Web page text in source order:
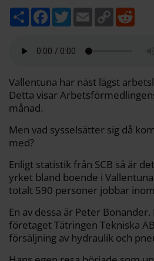
D
e
F
b
k
T
w
t
E
m
C
o
k
Vallentuna har näst lägst
Detta visar
månad.
Men vad sysselsätter sig då
med?
Enligt statistik från SCB så är
yrket bland boende i
totalt 590 personer jobbar
En av dessa är Peter Bonander.
företaget Tätringen Tekniska
försäljning av hydraulik och